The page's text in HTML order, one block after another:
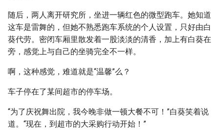
随后，两人离开研究所，坐进一辆红色的微型跑车。她知道
这车是雷舞的，但她不熟悉跑车系统的个人设置，只好由白
葵代劳。密闭车厢里散发着一股淡淡的清香，加上有白葵在
旁，感觉上与自己的坐骑完全不一样。
啊，这种感觉，难道就是“温馨”么？
车子停在了某间超市的停车场。
“为了庆祝舞出院，我今晚非做一顿大餐不可！”白葵笑着说
道。“现在，到超市的大采购行动开始！”